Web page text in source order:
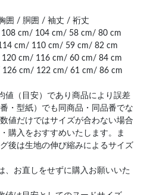
囲 / 胴囲 / 袖丈 / 裄丈
cm/ 104 cm/ 58 cm/ 80 cm
cm/ 110 cm/ 59 cm/ 82 cm
cm/ 116 cm/ 60 cm/ 84 cm
126 cm/ 122 cm/ 61 cm/ 86 cm
値（目安）であり商品により誤差
・型紙）でも同商品・同品番でな
値だけではサイズが合わない場合
購入をおすすめいたします。ま
後は生地の伸び縮みによるサイズ
、お直しをせずに購入お願いいた